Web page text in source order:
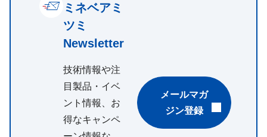
ミネベアミ
ツミ
Newsletter
技術情報や注
目製品・イベ
ント情報、お
得なキャンペ
メールマガ
ジン登録